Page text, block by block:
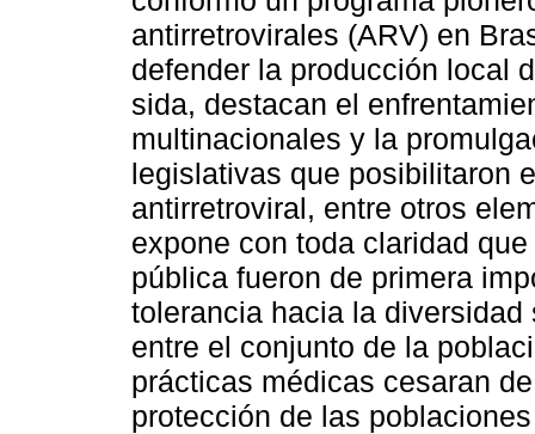
antirretrovirales (ARV) en
defender la producción local
sida, destacan el
multinacionales y la
legislativas que posibilitaron
antirretroviral, entre otros
expone con toda claridad
pública fueron de primera
tolerancia hacia la
entre el conjunto de la
prácticas médicas cesaran
protección de las